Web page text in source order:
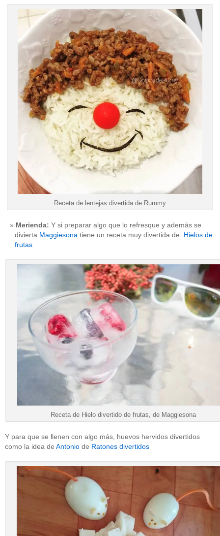
Receta de lentejas divertida de Rummy
Merienda: Y si preparar algo que lo refresque y además se
divierta Maggiesona tiene un receta muy divertida de Hielos de
frutas
Receta de Hielo divertido de frutas, de Maggiesona
Y para que se llenen con algo más, huevos hervidos divertidos
como la idea de Antonio de Ratones divertidos